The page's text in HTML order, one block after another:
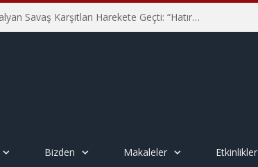
Hiroşima’nın 81. Yılında İtalyan Savaş Karşıtları Harekete Geçti: “Hatırlamak yeterli değil”
Bizden Makaleler Etkinlikler